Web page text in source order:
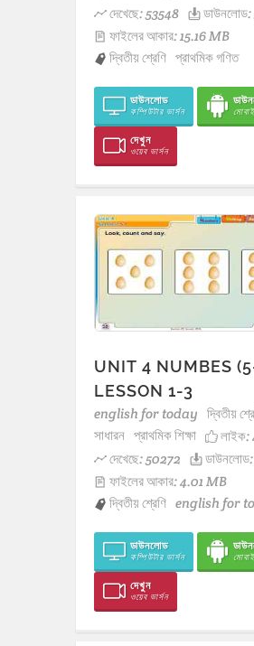
দেখেছে: 53548
ফাইলের আকার: 15.16 MB
দ্বিতীয় শ্রেণি প্রাথমিক গণিত
ডাউনলোড
কম্পিউটার ভার্সন
দেখুন
ওয়েব ভার্সন
UNIT 4 NUMBES
LESSON 1-3
english for today দ্বিতীয়
সাধারন প্রাথমিক শিক্ষা লাইক:
দেখেছে: 50272
ফাইলের আকার: 4.01 MB
দ্বিতীয় শ্রেণি english for
ডাউনলোড
কম্পিউটার ভার্সন
দেখুন
ওয়েব ভার্সন